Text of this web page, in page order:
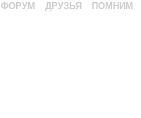
ФОРУМ ДРУЗЬЯ ПОМНИМ